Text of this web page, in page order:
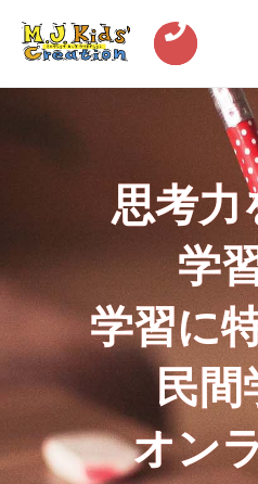
思考力
学
学習に
民間
オン